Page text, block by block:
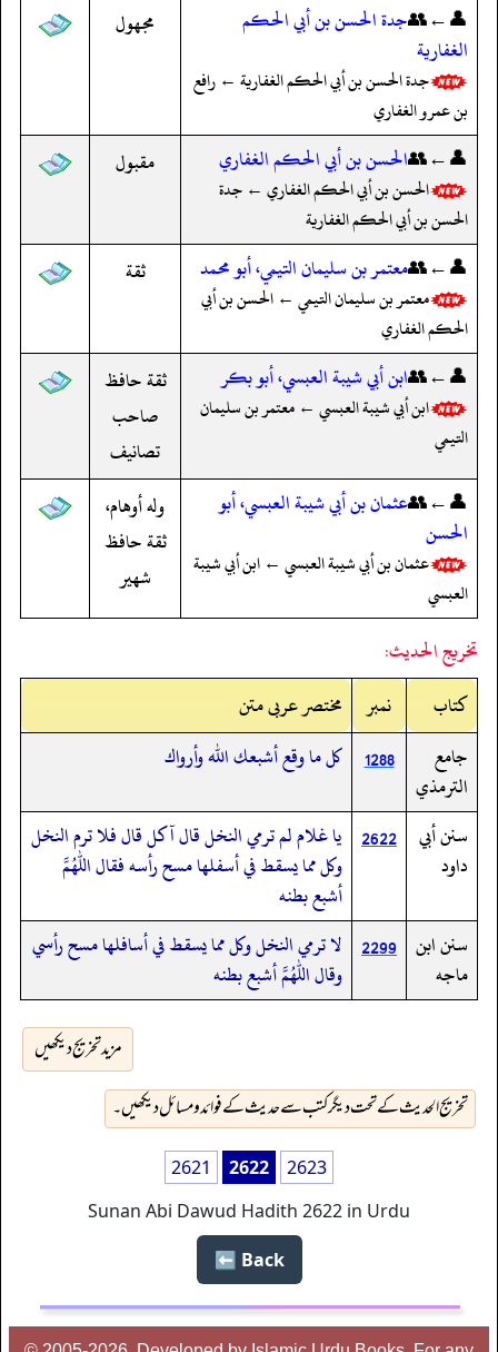
👤←👥جدة الحسن بن أبي الحكم
الغفارية
جدة الحسن بن أبي الحكم الغفارية ← رافع
بن عمرو الغفاري
مجهول
👤←👥الحسن بن أبي الحكم الغفاري
الحسن بن أبي الحكم الغفاري ← جدة
الحسن بن أبي الحكم الغفارية
مقبول
👤←👥معتمر بن سليمان التيمي، أبو محمد
معتمر بن سليمان التيمي ← الحسن بن أبي
الحكم الغفاري
ثقة
👤←👥ابن أبي شيبة العبسي، أبو بكر
ابن أبي شيبة العبسي ← معتمر بن سليمان
التيمي
ثقة حافظ
صاحب
تصانيف
👤←👥عثمان بن أبي شيبة العبسي، أبو
الحسن
عثمان بن أبي شيبة العبسي ← ابن أبي شيبة
العبسي
وله أوهام،
ثقة حافظ
شهير
تخريج الحديث:
کتاب
نمبر
مختصر عربی متن
جامع
الترمذي
1288 كل ما وقع أشبعك الله وأرواك
سنن أبي
داود
2622 يا غلام لم ترمي النخل قال آكل قال فلا ترم النخل
وكل مما يسقط في أسفلها مسح رأسه فقال اللهم
أشبع بطنه
سنن ابن
ماجه
2299 لا ترمي النخل وكل مما يسقط في أسافلها مسح رأسي
وقال اللهم أشبع بطنه
مزید تخریج دیکھیں
تخریج الحدیث کے تحت دیگر کتب سے حدیث کے فوائد و مسائل دیکھیں۔
2621 2622
2623
Sunan Abi Dawud Hadith 2622 in Urdu
Back ⬅️